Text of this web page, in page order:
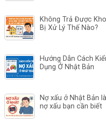
Không Trả Được
Bị Xử Lý Thế Nào?
Hướng Dẫn Cách
Dụng Ở Nhật Bản
Nợ xấu ở Nhật Bản
nợ xấu bạn cần biết